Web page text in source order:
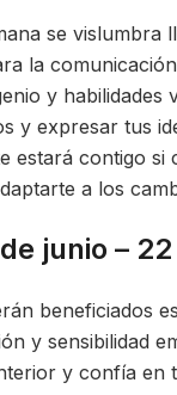
se vislumbra
la
y habilidades
y expresar tus
estará contigo si
a los
junio –
beneficiados
y sensibilidad
y confía en